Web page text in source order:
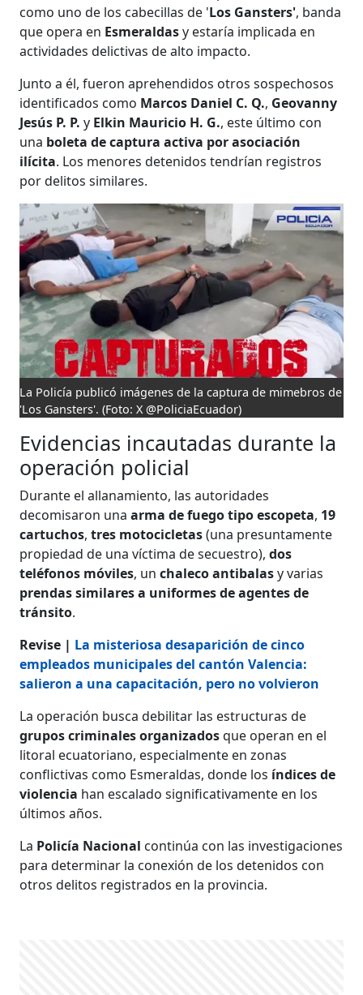
como uno de los cabecillas de 'Los Gansters', banda
que opera en Esmeraldasy estaría implicada en
actividades delictivas de alto impacto.
Junto a él, fueron aprehendidos otros sospechosos
identificados como Marcos Daniel C. Q., Geovanny
Jesús P. P. y Elkin Mauricio H. G., este último con
una boleta de captura activa por asociación
ilícita. Los menores detenidos tendrían registros
por delitos similares.
La Policía publicó imágenes de la captura de mimebros de
'Los Gansters'.(Foto: X @PoliciaEcuador)
Evidencias incautadas durante la
operación policial
Durante el allanamiento, las autoridades
decomisaron unaarma de fuego tipo escopeta, 19
cartuchos,tres motocicletas(una presuntamente
propiedad de una víctima de secuestro),dos
teléfonos móviles, unchaleco antibalasy varias
prendas similares a uniformes de agentes de
tránsito.
Revise | La misteriosa desaparición de cinco
empleados municipales del cantón Valencia:
salieron a una capacitación, pero no volvieron
La operación busca debilitar las estructuras de
grupos criminales organizadosque operan en el
litoral ecuatoriano, especialmente en zonas
conflictivas como Esmeraldas, donde los índices de
violencia han escalado significativamente en los
últimos años.
La Policía Nacional continúa con las investigaciones
para determinar la conexión de los detenidos con
otros delitos registrados en la provincia.